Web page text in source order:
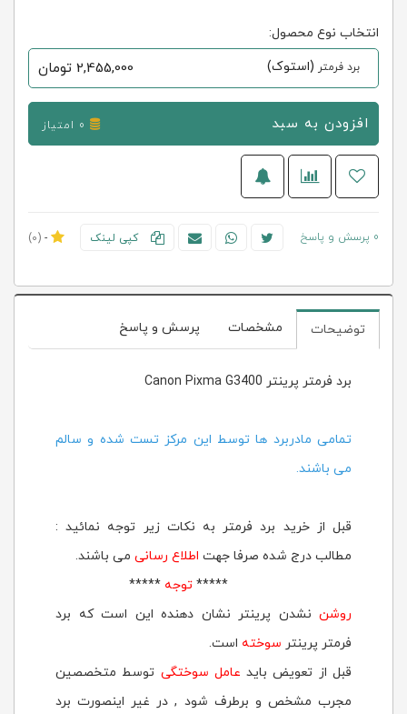
انتخاب نوع محصول:
برد فرمتر (استوک) 2,455,000 تومان
افزودن به سبد
0 پرسش و پاسخ کپی لینک -
(0)
توضیحات مشخصات پرسش و پاسخ
برد فرمتر پرینتر Canon Pixma G3400
تمامی مادربرد ها توسط این مرکز تست شده و سالم
می باشند.
قبل از خرید برد فرمتر به نکات زیر توجه نمائید :
مطالب درج شده صرفا جهت اطلاع رسانی می باشند.
***** توجه *****
روشن نشدن پرینتر نشان دهنده این است که برد
فرمتر پرینتر سوخته است.
قبل از تعویض باید عامل سوختگی توسط متخصصین
مجرب مشخص و برطرف شود , در غیر اینصورت برد